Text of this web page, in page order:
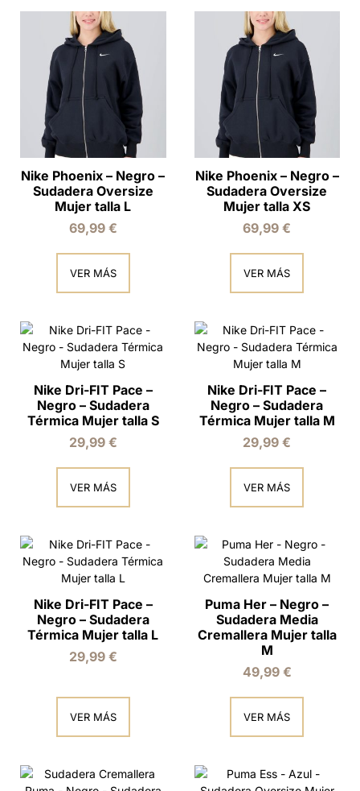
Nike Phoenix – Negro –
Sudadera Oversize
Mujer talla L
69,99 €
VER MÁS
Nike Phoenix – Negro –
Sudadera Oversize
Mujer talla XS
69,99€
VER MÁS
Nike Dri-FIT Pace –
Negro – Sudadera
Térmica Mujer talla S
29,99 €
VER MÁS
Nike Dri-FIT Pace –
Negro – Sudadera
Térmica Mujer talla M
29,99€
VER MÁS
Nike Dri-FIT Pace –
Negro – Sudadera
Térmica Mujer talla L
29,99 €
VER MÁS
Puma Her – Negro –
Sudadera Media
Cremallera Mujer talla
M
49,99 €
VER MÁS